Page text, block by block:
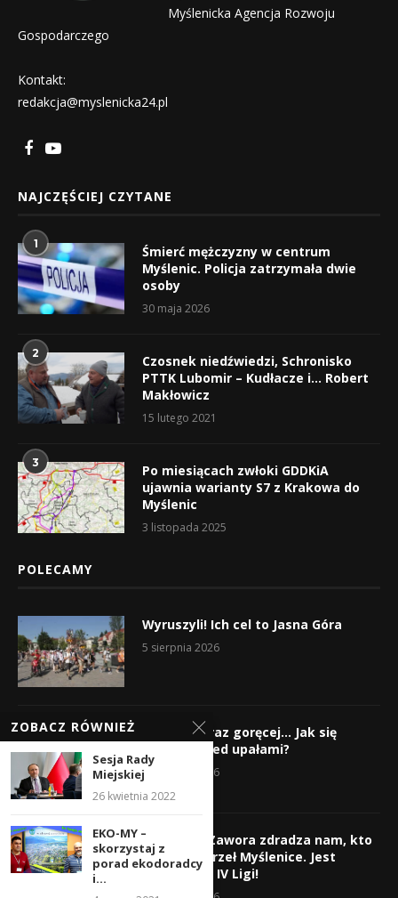
Myślenicka Agencja Rozwoju
Gospodarczego
Kontakt:
redakcja@myslenicka24.pl
NAJCZĘŚCIEJ CZYTANE
1
Śmierć mężczyzny w centrum
Myślenic. Policja zatrzymała dwie
osoby
30 maja 2026
2
Czosnek niedźwiedzi, Schronisko
PTTK Lubomir – Kudłacze i… Robert
Makłowicz
15 lutego 2021
3
Po miesiącach zwłoki GDDKiA
ujawnia warianty S7 z Krakowa do
Myślenic
3 listopada 2025
POLECAMY
Wyruszyli! Ich cel to Jasna Góra
5 sierpnia 2026
Gorąco, coraz goręcej… Jak się
chronić przed upałami?
4 sierpnia 2026
Krzysztof Zawora zdradza nam, kto
wzmocni Orzeł Myślenice. Jest
nazwisko z IV Ligi!
ZOBACZ RÓWNIEŻ
Sesja Rady
Miejskiej
26 kwietnia 2022
EKO-MY –
skorzystaj z
porad ekodoradcy
i...